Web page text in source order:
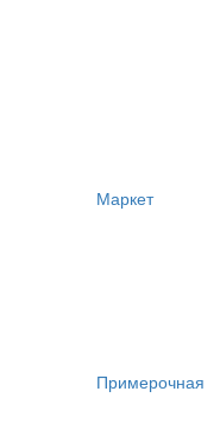
Маркет
Примерочная